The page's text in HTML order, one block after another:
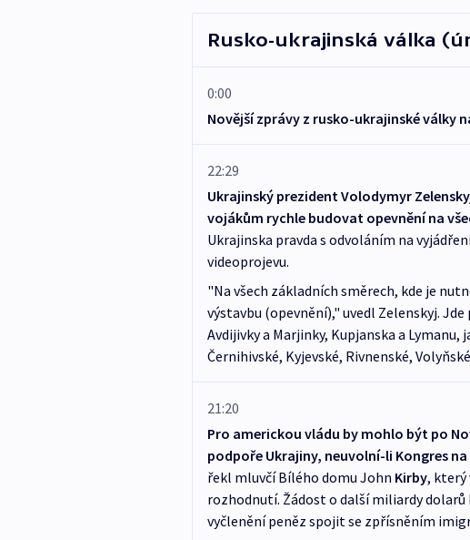
Rusko-ukrajinská válka
0:00
Novější zprávy z rusko-ukrajinské války
22:29
Ukrajinský prezident Volodymyr
vojákům rychle budovat opevnění na
Ukrajinska pravda s odvoláním na
videoprojevu.
"Na všech základních směrech, kde je
výstavbu (opevnění)," uvedl Zelenskyj.
Avdijivky a Marjinky, Kupjanska a Lymanu,
Černihivské, Kyjevské, Rivnenské,
21:20
Pro americkou vládu by mohlo být po
podpoře Ukrajiny, neuvolní-li Kongres
řekl mluvčí Bílého domu John Kirby, který
rozhodnutí. Žádost o další miliardy
vyčlenění peněz spojit se zpřísněním